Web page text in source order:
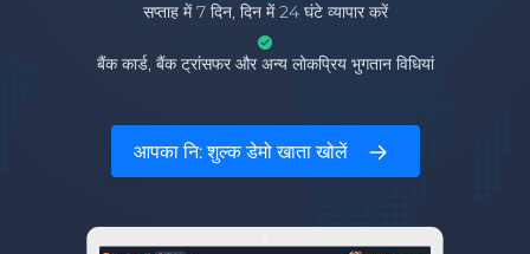
सप्ताह में 7 दिन, दिन में 24 घंटे व्यापार करें
बैंक कार्ड, बैंक ट्रांसफर और अन्य लोकप्रिय भुगतान विधियां
आपका नि: शुल्क डेमो खाता खोलें